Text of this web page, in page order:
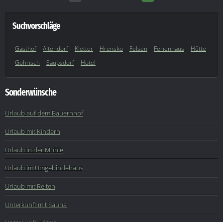
Suchvorschläge
Gasthof Altendorf Kletter Hrensko Felsen Ferienhaus
Hütte
Gohrisch
Saupsdorf Hotel
Sonderwünsche
Urlaub auf dem Bauernhof
Urlaub mit Kindern
Urlaub in der Mühle
Urlaub im Umgebindehaus
Urlaub mit Reiten
Unterkunft mit Sauna